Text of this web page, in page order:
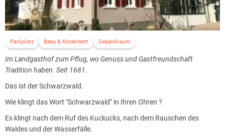
Parkplatz Baby & Kinderbett Gepäckraum
Im Landgasthof zum Pflug, wo Genuss und Gastfreundschaft
Tradition haben. Seit 1681.
Das ist der Schwarzwald.
Wie klingt das Wort "Schwarzwald" in Ihren Ohren ?
Es klingt nach dem Ruf des Kuckucks, nach dem Rauschen des
Waldes und der Wasserfälle.